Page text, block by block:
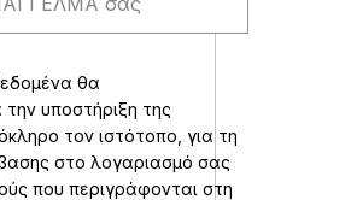
θα
την υποστήριξη της
τον ιστότοπο, για τη
στο λογαριασμό σας
που περιγράφονται στη